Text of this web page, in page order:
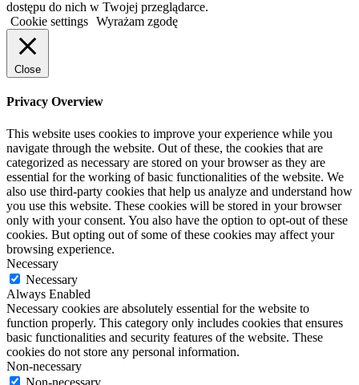
dostępu do nich w Twojej przeglądarce.
Cookie settings Wyrażam zgodę
Close
Privacy Overview
This website uses cookies to improve your experience while you
navigate through the website. Out of these, the cookies that are
categorized as necessary are stored on your browser as they are
essential for the working of basic functionalities of the website. We
also use third-party cookies that help us analyze and understand how
you use this website. These cookies will be stored in your browser
only with your consent. You also have the option to opt-out of these
cookies. But opting out of some of these cookies may affect your
browsing experience.
Necessary
Necessary
Always Enabled
Necessary cookies are absolutely essential for the website to
function properly. This category only includes cookies that ensures
basic functionalities and security features of the website. These
cookies do not store any personal information.
Non-necessary
Non-necessary